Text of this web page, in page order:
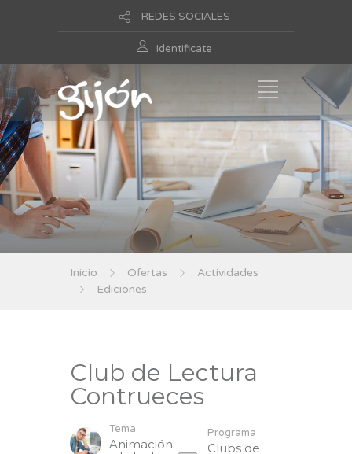
REDES SOCIALES
Identificate
Inicio Ofertas
Actividades
Ediciones
Club de Lectura
Contrueces
Tema
Animación
Programa
Clubs de